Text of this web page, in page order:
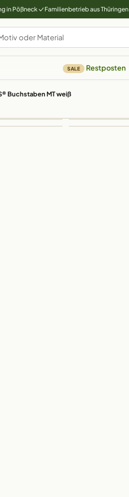
in Pößneck Familienbetrieb aus Thüringen
SALE Restposten
Buchstaben MT weiß